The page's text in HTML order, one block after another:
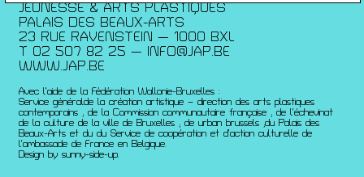
JEUNESSE & ARTS PLASTIQUES
PALAIS DES BEAUX-ARTS
23 RUE RAVENSTEIN — 1000 BXL
T 02 507 82 25 —
INFO@JAP.BE
WWW.JAP.BE
Avec l’aide de la Fédération Wallonie-Bruxelles :
Service généralde la création artistique – direction des arts plastiques
contemporains ; de la Commission communautaire française ; de l’échevinat
de la culture de la ville de Bruxelles ; de urban brussels ;du Palais des
Beaux-Arts et du du Service de coopération et d’action culturelle de
l’ambassade de France en Belgique.
Design by sunny-side-up.